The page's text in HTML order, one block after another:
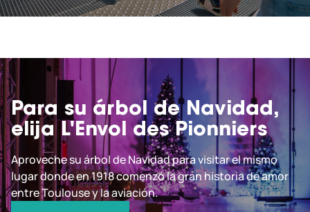
Para su árbol de Navidad,
elija L'Envol des Pionniers
Aproveche su árbol de Navidad para visitar el mismo
lugar donde en 1918 comenzó la gran historia de amor
entre Toulouse y la aviación.